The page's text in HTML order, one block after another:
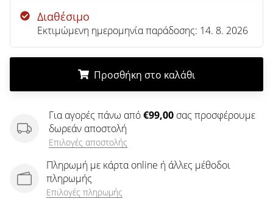
όλων των
άρθρων
Διαθέσιμο
Εκτιμώμενη ημερομηνία παράδοσης: 14. 8. 2026
Προσθήκη στο καλάθι
Για αγορές πάνω από€99,00 σας προσφέρουμε
δωρεάν αποστολή
Επιλογές αποστολής
Πληρωμή με κάρτα online ή άλλες μέθοδοι
πληρωμής
Επιλογές πληρωμής